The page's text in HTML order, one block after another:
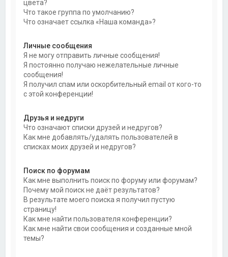
цвета?
Что такое группа по умолчанию?
Что означает ссылка «Наша команда»?
Личные сообщения
Я не могу отправить личные сообщения!
Я постоянно получаю нежелательные личные
сообщения!
Я получил спам или оскорбительный email от кого-то
с этой конференции!
Друзья и недруги
Что означают списки друзей и недругов?
Как мне добавлять/удалять пользователей в
списках моих друзей и недругов?
Поиск по форумам
Как мне выполнить поиск по форуму или форумам?
Почему мой поиск не даёт результатов?
В результате моего поиска я получил пустую
страницу!
Как мне найти пользователя конференции?
Как мне найти свои сообщения и созданные мной
темы?